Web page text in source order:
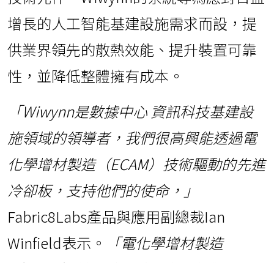
增長的人工智能基建設施需求而設，提
供業界領先的散熱效能、提升裝置可靠
性，並降低整體擁有成本。
「Wiwynn是數據中心 資訊科技基建設
施領域的領導者，我們很高興能透過電
化學增材製造（ECAM）技術驅動的先進
冷卻板，支持他們的使命，」
Fabric8Labs產品與應用副總裁Ian
Winfield表示。
「電化學增材製造